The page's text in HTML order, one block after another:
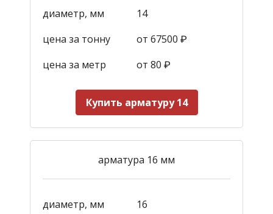
диаметр, мм
14
цена за тонну
от 67500 ₽
цена за метр
от 80 ₽
Купить арматуру 14
арматура 16 мм
диаметр, мм 16